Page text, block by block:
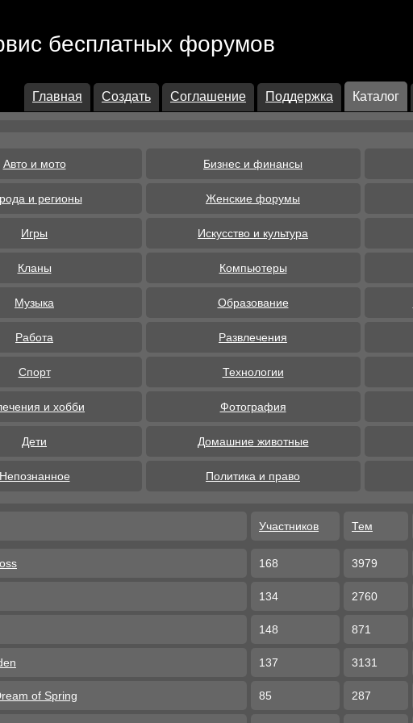
бесплатных форумов
Главная Создать Соглашение Поддержка Каталог
Авто и мото Бизнес и финансы
и регионы Женские форумы
Игры Искусство и культура
Кланы Компьютеры
Музыка Образование
Работа Развлечения
Спорт Технологии
и хобби Фотография
Дети Домашние животные
Непознанное Политика и право
Участников Тем
168 3979
134 2760
148 871
137 3131
of Spring 85 287